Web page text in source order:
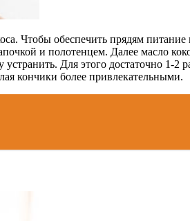
Чтобы обеспечить прядям
и полотенцем. Далее масло
Для этого достаточно 1-2
кончики более привлекательными.